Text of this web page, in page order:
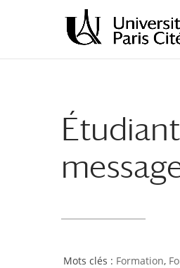
principal
navigation
Formation,